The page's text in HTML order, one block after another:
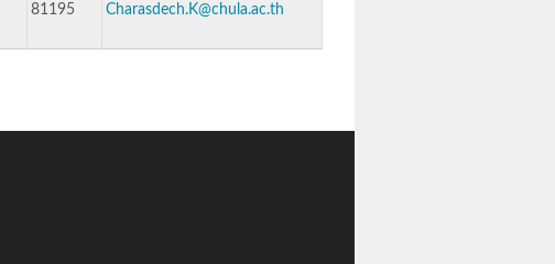
81195 Charasdech.K@chula.ac.th